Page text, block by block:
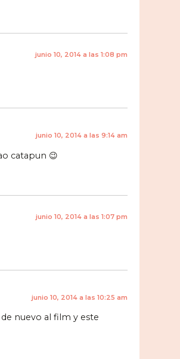
junio 10, 2014 a las 1:08 pm
junio 10, 2014 a las 9:14 am
catapun 😉
junio 10, 2014 a las 1:07 pm
junio 10, 2014 a las 10:25 am
nuevo al film y este